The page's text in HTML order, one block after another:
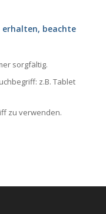
erhalten, beachte
sorgfältig.
z.B. Tablet
zu verwenden.